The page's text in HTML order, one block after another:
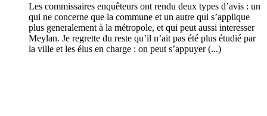
Les commissaires enquêteurs ont rendu deux types d’avis : un
qui ne concerne que la commune et un autre qui s’applique
plus generalement à la métropole, et qui peut aussi interesser
Meylan. Je regrette du reste qu’il n’ait pas été plus étudié par
la ville et les élus en charge : on peut s’appuyer (...)